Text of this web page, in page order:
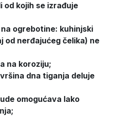
od kojih se izrađuje
ogrebotine: kuhinjski
od nerđajućeg čelika) ne
na koroziju;
dna tiganja deluje
omogućava lako